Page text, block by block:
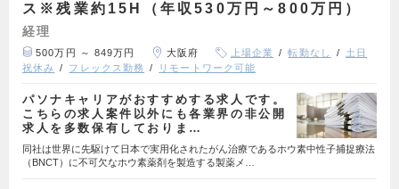
ス※残業約15H（年収530万円～800万円）
経理
500万円 ～ 849万円 大阪府 上場企業 転勤なし
土日
祝休み
フレックス勤務 リモートワーク可能
パソナキャリアがおすすめする求人です。
こちらの求人案件以外にも各業界の非公開
求人を多数保有しておりま…
同社は世界に先駆けて日本で実用化されたがん治療であるホウ素中性子捕捉療法
（BNCT）に不可欠なホウ素薬剤を製造する製薬メ…